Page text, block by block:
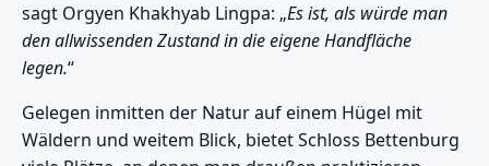
sagt Orgyen Khakhyab Lingpa: „Es ist, als würde man
den allwissenden Zustand in die eigene Handfläche
legen.“
Gelegen inmitten der Natur auf einem Hügel mit
Wäldern und weitem Blick, bietet Schloss Bettenburg